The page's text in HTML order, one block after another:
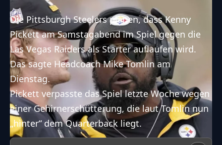
Die Pittsburgh Steelers planen, dass Kenny
Pickett am Samstagabend im Spiel gegen die
Las Vegas Raiders als Starter auflaufen wird.
Das sagte Headcoach Mike Tomlin am
Dienstag.
Pickett verpasste das Spiel letzte Woche wegen
einer Gehirnerschütterung, die laut Tomlin nun
„hinter“ dem Quarterback liegt.